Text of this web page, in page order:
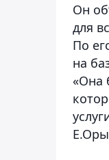
Он
для
По
на
«Она